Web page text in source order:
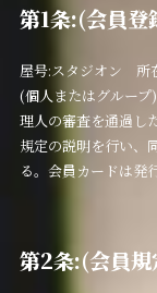
第1条:(会員登
屋号:スタジオン 所
(個人またはグルー
理人の審査を通過し
規定の説明を行い、
る。会員カードは発
第2条:(会員規